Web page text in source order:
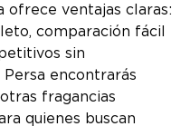
ofrece ventajas claras:
comparación fácil
sin
encontrarás
fragancias
quienes buscan